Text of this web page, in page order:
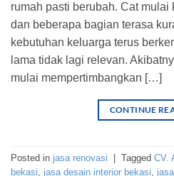
rumah pasti berubah. Cat mulai
dan beberapa bagian terasa
kebutuhan keluarga terus
lama tidak lagi relevan.
mulai mempertimbangkan […]
CONTINUE
Posted in jasa renovasi Tagged CV.
bekasi, jasa desain interior bekasi,